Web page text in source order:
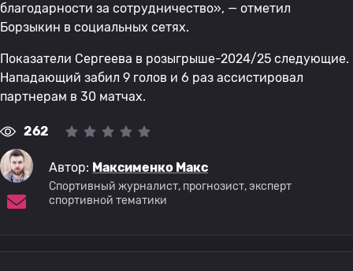
благодарности за сотрудничество», — отметил
Борзыкин в социальных сетях.
Показатели Сергеева в розыгрыше-2024/25 следующие.
Нападающий забил 9 голов и 6 раз ассистировал
партнерам в 30 матчах.
262
Автор: Максименко Макс
Спортивный журналист, прогнозист, эксперт
спортивной тематики